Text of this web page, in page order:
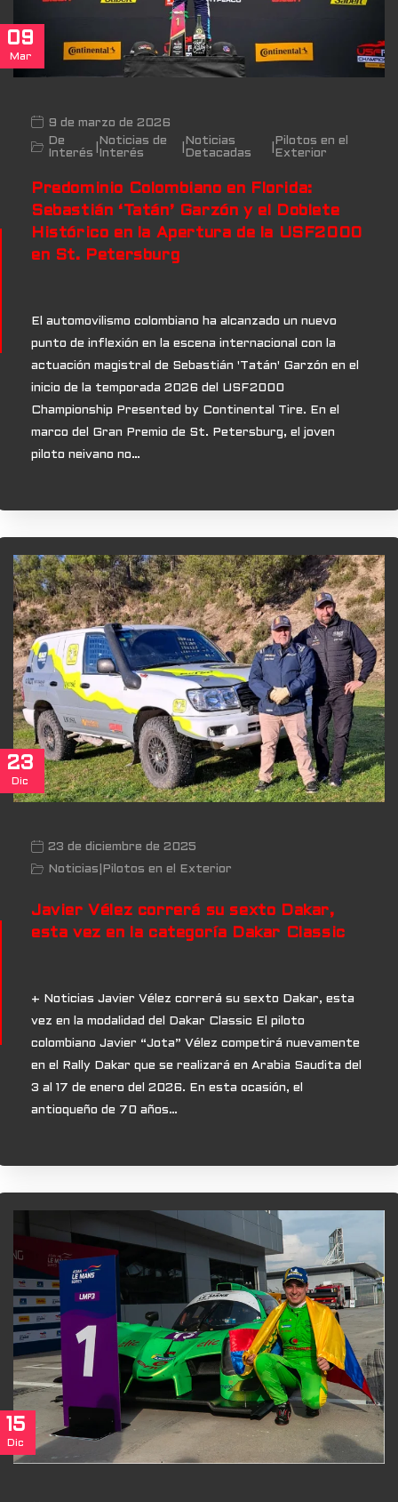
09
Mar
9 de marzo de 2026
De
Interés
Noticias de
Interés
Noticias
Detacadas
Pilotos en el
Exterior
Predominio Colombiano en Florida:
Sebastián ‘Tatán’ Garzón y el Doblete
Histórico en la Apertura de la USF2000
en St. Petersburg
El automovilismo colombiano ha alcanzado un nuevo
punto de inflexión en la escena internacional con la
actuación magistral de Sebastián 'Tatán' Garzón en el
inicio de la temporada 2026 del USF2000
Championship Presented by Continental Tire. En el
marco del Gran Premio de St. Petersburg, el joven
piloto neivano no…
23
Dic
23 de diciembre de 2025
Noticias
Pilotos en el Exterior
Javier Vélez correrá su sexto Dakar,
esta vez en la categoría Dakar Classic
+ Noticias Javier Vélez correrá su sexto Dakar, esta
vez en la modalidad del Dakar Classic El piloto
colombiano Javier “Jota” Vélez competirá nuevamente
en el Rally Dakar que se realizará en Arabia Saudita del
3 al 17 de enero del 2026. En esta ocasión, el
antioqueño de 70 años…
15
Dic